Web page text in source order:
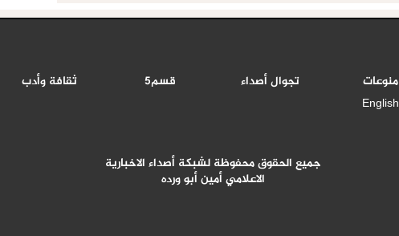
منوعات تجوال أصداء قسم5
ثقافة وأدب
English
جميع الحقوق محفوظة لشبكة أصداء الاخبارية
الاعلامي أمين أبو ورده